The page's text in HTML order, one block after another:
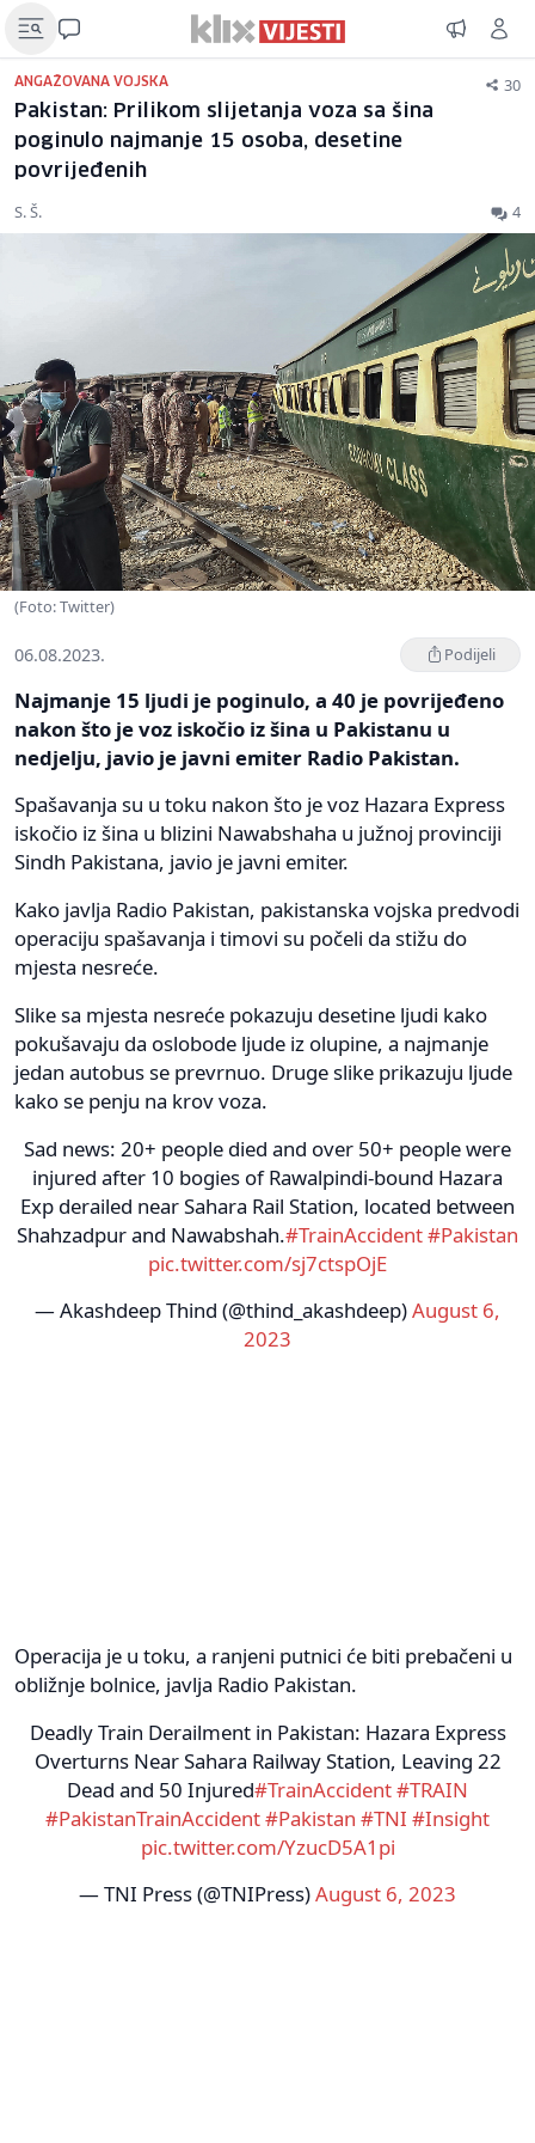
ANGAŽOVANA VOJSKA 30
Pakistan: Prilikom slijetanja voza sa šina
poginulo najmanje 15 osoba, desetine
povrijeđenih
S. Š. 4
(Foto: Twitter)
06.08.2023. Podijeli
Najmanje 15 ljudi je poginulo, a 40 je povrijeđeno
nakon što je voz iskočio iz šina u Pakistanu u
nedjelju, javio je javni emiter Radio Pakistan.
Spašavanja su u toku nakon što je voz Hazara Express
iskočio iz šina u blizini Nawabshaha u južnoj provinciji
Sindh Pakistana, javio je javni emiter.
Kako javlja Radio Pakistan, pakistanska vojska predvodi
operaciju spašavanja i timovi su počeli da stižu do
mjesta nesreće.
Slike sa mjesta nesreće pokazuju desetine ljudi kako
pokušavaju da oslobode ljude iz olupine, a najmanje
jedan autobus se prevrnuo. Druge slike prikazuju ljude
kako se penju na krov voza.
Sad news: 20+ people died and over 50+ people were
injured after 10 bogies of Rawalpindi-bound Hazara
Exp derailed near Sahara Rail Station, located between
Shahzadpur and Nawabshah.#TrainAccident#Pakistan
pic.twitter.com/sj7ctspOjE
— Akashdeep Thind (@thind_akashdeep)August 6,
2023
Operacija je u toku, a ranjeni putnici će biti prebačeni u
obližnje bolnice, javlja Radio Pakistan.
Deadly Train Derailment in Pakistan: Hazara Express
Overturns Near Sahara Railway Station, Leaving 22
Dead and 50 Injured#TrainAccident#TRAIN
#PakistanTrainAccident#Pakistan #TNI #Insight
pic.twitter.com/YzucD5A1pi
— TNI Press (@TNIPress)August 6, 2023